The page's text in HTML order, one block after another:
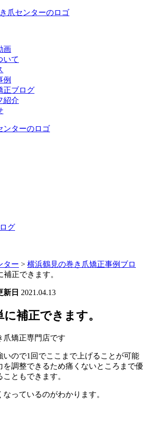
画
いて
例
正ブログ
紹介
グ
ター > 横浜鶴見の巻き爪矯正事例ブロ
正できます。
新日 2021.04.13
補正できます。
爪矯正専門店です
いので1回でここまで上げることが可能
を調整できるため痛くないところまで優
ともできます。
なっているのがわかります。